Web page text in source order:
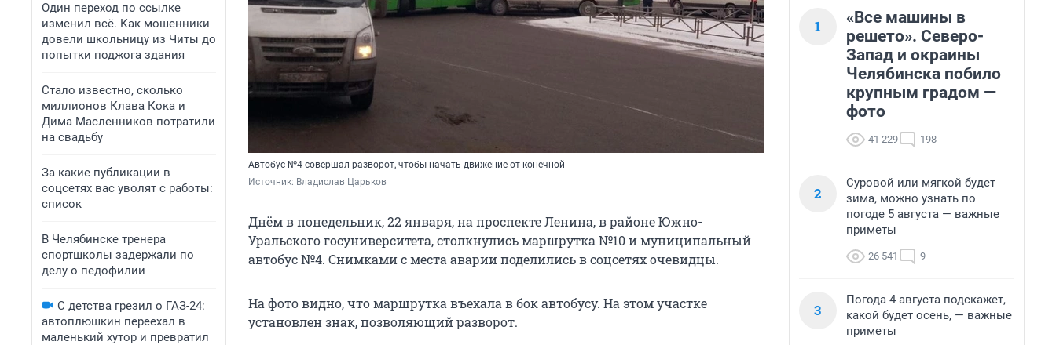
Один переход по ссылке
изменил всё. Как мошенники
довели школьницу из Читы до
попытки поджога здания
Стало известно, сколько
миллионов Клава Кока и
Дима Масленников потратили
на свадьбу
За какие публикации в
соцсетях вас уволят с работы:
список
В Челябинске тренера
спортшколы задержали по
делу о педофилии
С детства грезил о ГАЗ-24:
автоплюшкин переехал в
маленький хутор и превратил
Автобус №4 совершал разворот, чтобы начать движение от конечной
Источник: Владислав Царьков
Днём в понедельник, 22 января, на проспекте Ленина, в районе Южно-
Уральского госуниверситета, столкнулись маршрутка №10 и муниципальный
автобус №4. Снимками с места аварии поделились в соцсетях очевидцы.
На фото видно, что маршрутка въехала в бок автобусу. На этом участке
установлен знак, позволяющий разворот.
1
«Все машины в
решето». Северо-
Запад и окраины
Челябинска побило
крупным градом —
фото
41 229 198
2
Суровой или мягкой будет
зима, можно узнать по
погоде 5 августа — важные
приметы
26 541 9
3
Погода 4 августа подскажет,
какой будет осень, — важные
приметы